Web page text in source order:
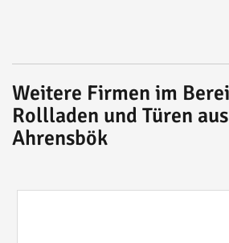
Weitere Firmen im
Rollladen und Türen
Ahrensbök